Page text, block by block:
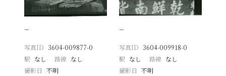
−
写真ID 3604-009877-0
駅 なし 路線 なし
撮影日
不明
−
写真ID 3604-009918-0
駅 なし 路線 なし
撮影日 不明